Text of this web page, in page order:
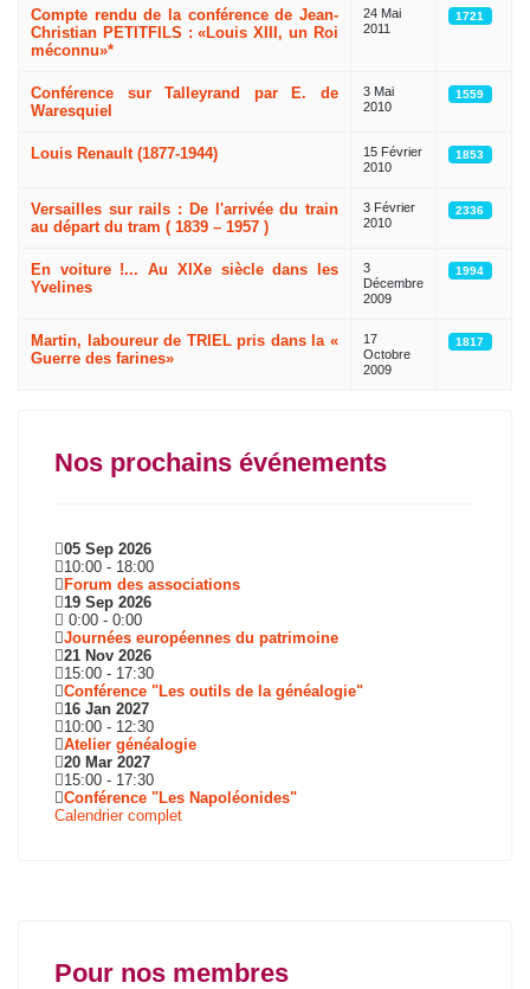
Compte rendu de la conférence de Jean-
Christian PETITFILS : «Louis XIII, un Roi
méconnu»*
24 Mai
2011
1721
Conférence sur Talleyrand par E. de
Waresquiel
3 Mai
2010
1559
Louis Renault (1877-1944)
15 Février
2010
1853
Versailles sur rails : De l'arrivée du train
au départ du tram ( 1839 – 1957 )
3 Février
2010
2336
En voiture !... Au XIXe siècle dans les
Yvelines
3
Décembre
2009
1994
Martin, laboureur de TRIEL pris dans la «
Guerre des farines»
17
Octobre
2009
1817
Nos prochains événements
05 Sep 2026
10:00 - 18:00
Forum des associations
19 Sep 2026
0:00 - 0:00
Journées européennes du patrimoine
21 Nov 2026
15:00 - 17:30
Conférence "Les outils de la généalogie"
16 Jan 2027
10:00 - 12:30
Atelier généalogie
20 Mar 2027
15:00 - 17:30
Conférence "Les Napoléonides"
Calendrier complet
Pour nos membres